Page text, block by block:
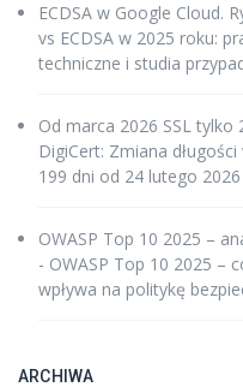
ECDSA w Google Cloud.
vs ECDSA w 2025 roku:
techniczne i studia
Od marca 2026 SSL tylko
DigiCert: Zmiana
199 dni od 24 lutego 2026
OWASP Top 10 2025 –
- OWASP Top 10 2025 –
wpływa na politykę
ARCHIWA